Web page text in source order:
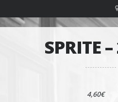
SPRITE
4,60€